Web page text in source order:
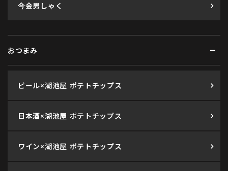
今金男しゃく
おつまみ
ビール×湖池屋 ポテトチップス
日本酒×湖池屋 ポテトチップス
ワイン×湖池屋 ポテトチップス